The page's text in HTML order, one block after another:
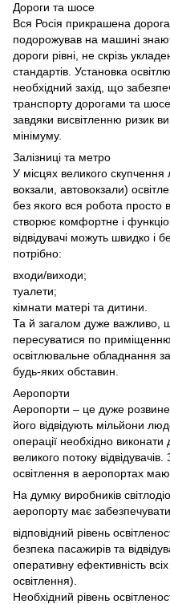
Дороги та шосе
Вся Росія прикрашена
подорожував на машині
дороги рівні, не скрізь
стандартів. Установка
необхідний захід, що
транспорту дорогами та
завдяки висвітленню ризик
мінімуму.
Залізниці та метро
У місцях великого скупчення
вокзали, автовокзали)
без якого вся робота
створює комфортне і
відвідувачі можуть швидко і
потрібно:
входи/виходи;
туалети;
кімнати матері та дитини.
Та й загалом дуже важливо,
пересуватися по
освітлювальне обладнання
будь-яких обставин.
Аеропорти
Аеропорти – це дуже
його відвідують мільйони
операції необхідно
великого потоку
освітлення в аеропортах
На думку виробників
аеропорту має
відповідний рівень
безпека пасажирів та
оперативну ефективність
освітлення).
Необхідний рівень